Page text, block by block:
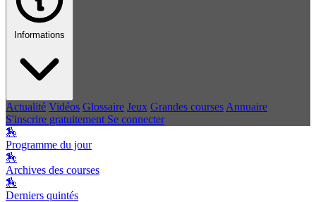
Informations
Actualité Vidéos Glossaire Jeux Grandes courses Annuaire
S'inscrire gratuitement Se connecter
🏇
Programme du jour
🏇
Archives des courses
🏇
Derniers quintés